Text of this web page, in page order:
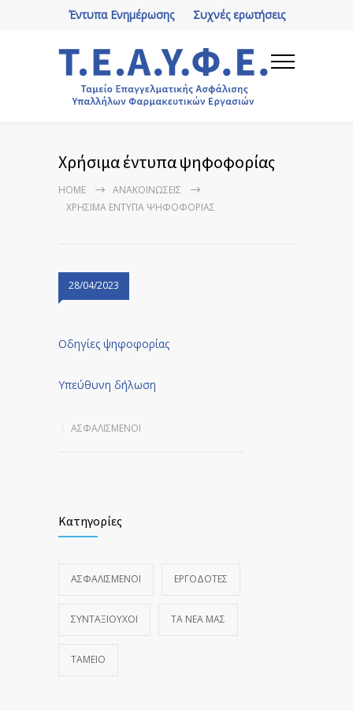
Συχνές ερωτήσεις
Έντυπα Ενημέρωσης
Χρήσιμα έντυπα ψηφοφορίας
HOME
ΑΝΑΚΟΙΝΏΣΕΙΣ
ΧΡΉΣΙΜΑ ΈΝΤΥΠΑ ΨΗΦΟΦΟΡΊΑΣ
28/04/2023
Οδηγίες ψηφοφορίας
Υπεύθυνη δήλωση
ΑΣΦΑΛΙΣΜΕΝΟΙ
Κατηγορίες
ΑΣΦΑΛΙΣΜΕΝΟΙ ΕΡΓΟΔΟΤΕΣ
ΣΥΝΤΑΞΙΟΥΧΟΙ ΤΑ ΝΈΑ ΜΑΣ
ΤΑΜΕΙΟ